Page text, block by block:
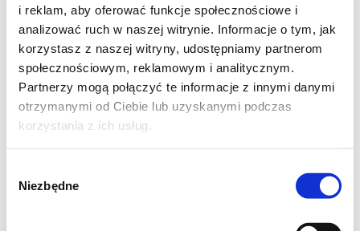
i reklam, aby oferować funkcje społecznościowe i
analizować ruch w naszej witrynie. Informacje o tym, jak
korzystasz z naszej witryny, udostępniamy partnerom
społecznościowym, reklamowym i analitycznym.
Partnerzy mogą połączyć te informacje z innymi danymi
otrzymanymi od Ciebie lub uzyskanymi podczas
korzystania z ich usług.
zgody
Niezbędne
Do bananowego puree dodajemy jajko, olej
(1/3 szkl.) oraz ekstrakt waniliowy(1 łyżka) .
Mieszamy rózgą do połączenia.